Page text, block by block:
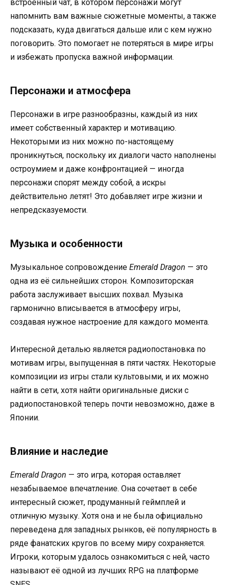
встроенный чат, в котором персонажи могут
напомнить вам важные сюжетные моменты, а также
подсказать, куда двигаться дальше или с кем нужно
поговорить. Это помогает не потеряться в мире игры
и избежать пропуска важной информации.
Персонажи и атмосфера
Персонажи в игре разнообразны, каждый из них
имеет собственный характер и мотивацию.
Некоторыми из них можно по-настоящему
проникнуться, поскольку их диалоги часто наполнены
остроумием и даже конфронтацией — иногда
персонажи спорят между собой, а искры
действительно летят! Это добавляет игре жизни и
непредсказуемости.
Музыка и особенности
Музыкальное сопровождение Emerald Dragon — это
одна из её сильнейших сторон. Композиторская
работа заслуживает высших похвал. Музыка
гармонично вписывается в атмосферу игры,
создавая нужное настроение для каждого момента.
Интересной деталью является радиопостановка по
мотивам игры, выпущенная в пяти частях. Некоторые
композиции из игры стали культовыми, и их можно
найти в сети, хотя найти оригинальные диски с
радиопостановкой теперь почти невозможно, даже в
Японии.
Влияние и наследие
Emerald Dragon — это игра, которая оставляет
незабываемое впечатление. Она сочетает в себе
интересный сюжет, продуманный геймплей и
отличную музыку. Хотя она и не была официально
переведена для западных рынков, её популярность в
ряде фанатских кругов по всему миру сохраняется.
Игроки, которым удалось ознакомиться с ней, часто
называют её одной из лучших RPG на платформе